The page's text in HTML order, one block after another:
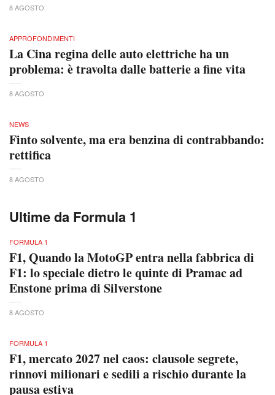
8 AGOSTO
APPROFONDIMENTI
La Cina regina delle auto elettriche ha un
problema: è travolta dalle batterie a fine vita
8 AGOSTO
NEWS
Finto solvente, ma era benzina di contrabbando:
rettifica
8 AGOSTO
Ultime da Formula 1
FORMULA 1
F1, Quando la MotoGP entra nella fabbrica di
F1: lo speciale dietro le quinte di Pramac ad
Enstone prima di Silverstone
8 AGOSTO
FORMULA 1
F1, mercato 2027 nel caos: clausole segrete,
rinnovi milionari e sedili a rischio durante la
pausa estiva